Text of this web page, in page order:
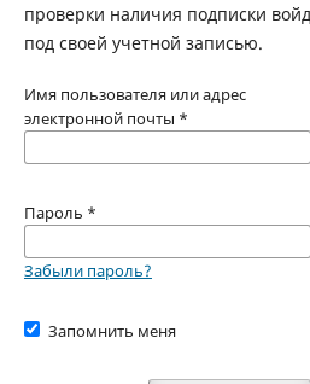
проверки наличия подписки
под своей учетной записью.
Имя пользователя или адрес
электронной почты *
Пароль *
Забыли пароль?
Запомнить меня